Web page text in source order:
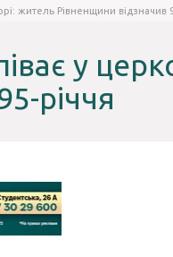
житель Рівненщини відзначив
у
річчя